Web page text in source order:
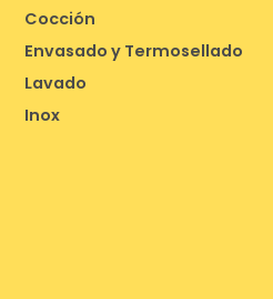
Cocción
Envasado y Termosellado
Lavado
Inox